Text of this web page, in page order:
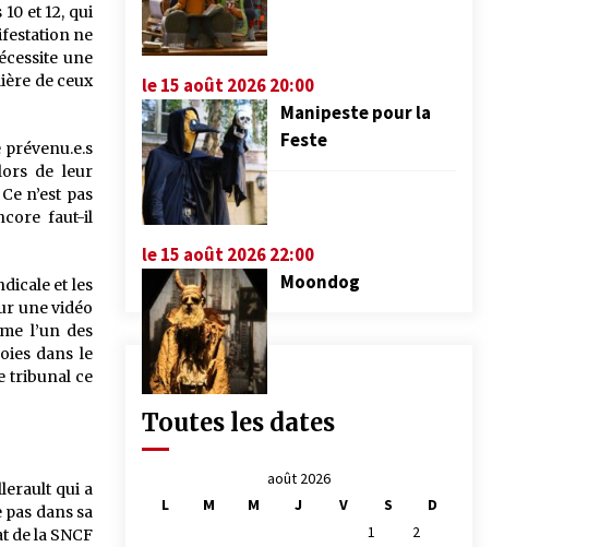
et 12, qui
ne
une
de ceux
de leur
n’est pas
faut-il
et les
une vidéo
l’un des
dans le
tribunal ce
qui a
dans sa
de la SNCF
le 15 août 2026 20:00
Manipeste pour la
Feste
le 15 août 2026 22:00
Moondog
Toutes les dates
août 2026
L
M M J V S
D
1
2